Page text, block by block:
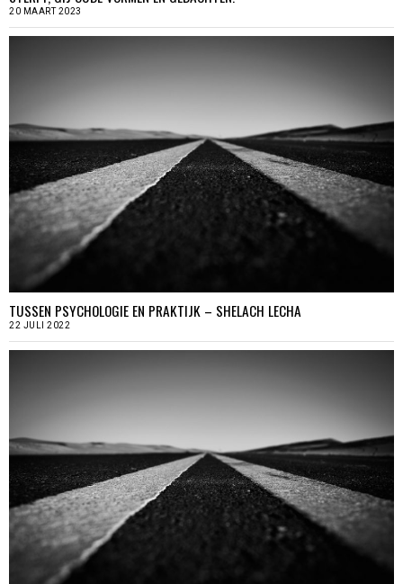
20 MAART 2023
TUSSEN PSYCHOLOGIE EN PRAKTIJK – SHELACH LECHA
22 JULI 2022